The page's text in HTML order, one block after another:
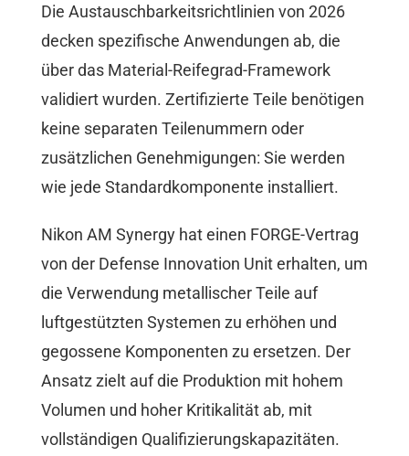
Die Austauschbarkeitsrichtlinien von 2026
decken spezifische Anwendungen ab, die
über das Material-Reifegrad-Framework
validiert wurden. Zertifizierte Teile benötigen
keine separaten Teilenummern oder
zusätzlichen Genehmigungen: Sie werden
wie jede Standardkomponente installiert.
Nikon AM Synergy hat einen FORGE-Vertrag
von der Defense Innovation Unit erhalten, um
die Verwendung metallischer Teile auf
luftgestützten Systemen zu erhöhen und
gegossene Komponenten zu ersetzen. Der
Ansatz zielt auf die Produktion mit hohem
Volumen und hoher Kritikalität ab, mit
vollständigen Qualifizierungskapazitäten.